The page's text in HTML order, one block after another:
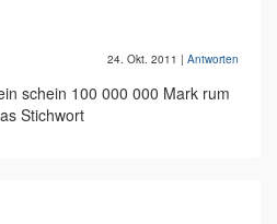
24. Okt. 2011 | Antworten
schein 100 000 000 Mark rum
Stichwort